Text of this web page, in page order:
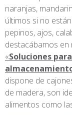
naranjas,
últimos si no
pepinos, ajos,
destacábamos
«Soluciones
dispone de
de madera, son
alimentos como